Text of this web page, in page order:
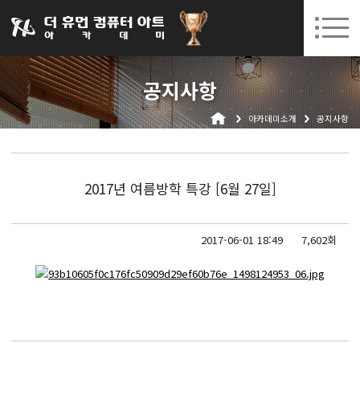
031-252-7277 수원캠퍼스 개강 08. 12.(수)
회원가입 고객센터
공지사항
아카데미소개 공지사항
2017년 여름방학 특강 [6월 27일]
2017-06-01 18:49 7,602회
아카데미소개
인사말
시설안내
생성형AI